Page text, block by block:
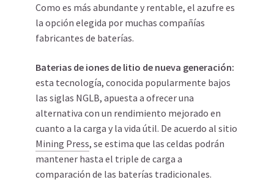
Como es más abundante y rentable, el azufre es
la opción elegida por muchas compañías
fabricantes de baterías.
Baterias de iones de litio de nueva generación:
esta tecnología, conocida popularmente bajos
las siglas NGLB, apuesta a ofrecer una
alternativa con un rendimiento mejorado en
cuanto a la carga y la vida útil. De acuerdo al sitio
Mining Press, se estima que las celdas podrán
mantener hasta el triple de carga a
comparación de las baterías tradicionales.